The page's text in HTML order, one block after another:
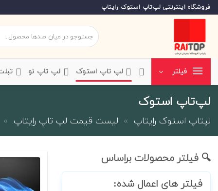
Skip
to
فروشگاه اینترنتی لپ‌تاپ استوک رایتاپ
جستجو
برای:
فیلتر ‌لپ تاپ استوک ‌لپ تاپ نو
لپ‌تاپ استوک
لپتاپ استوک رایتاپ » لیست قیمت لپ تاپ رایتاپ »
🔍 فیلتر محصولات براساس
فیلتر های اعمال شده: